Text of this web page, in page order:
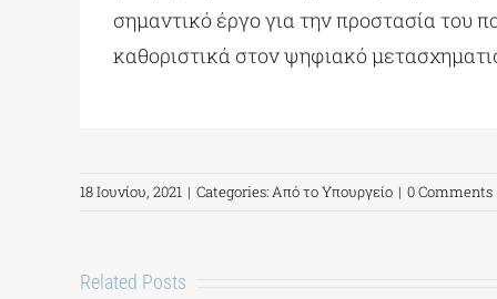
σημαντικό έργο για την προστασία του
καθοριστικά στον ψηφιακό
18 Ιουνίου, 2021 | Categories:Από το Υπουργείο | 0 Comments
Related Posts